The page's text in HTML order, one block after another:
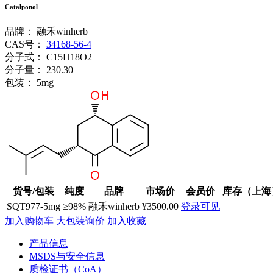
Catalponol
品牌：
融禾winherb
CAS号：
34168-56-4
分子式：
C15H18O2
分子量：
230.30
包装：
5mg
货号/包装 纯度 品牌 市场价 会员价 库存（上海
SQT977-5mg ≥98% 融禾winherb ¥3500.00 登录可见
加入购物车 大包装询价 加入收藏
产品信息
MSDS与安全信息
质检证书（CoA）